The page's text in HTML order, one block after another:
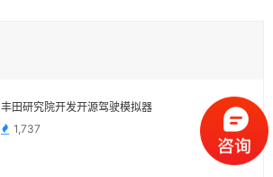
丰田研究院开发开源驾驶模拟器
1,737